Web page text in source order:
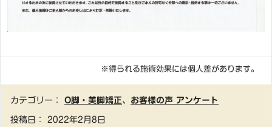
※得られる施術効果には個人差があります。
カテゴリー： O脚・美脚矯正、 お客様の声 アンケート
投稿日： 2022年2月8日